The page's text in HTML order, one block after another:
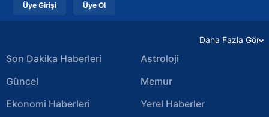
Üye Girişi Üye Ol
Daha Fazla Gör
Son Dakika Haberleri
Güncel
Ekonomi Haberleri
Astroloji
Memur
Yerel Haberler